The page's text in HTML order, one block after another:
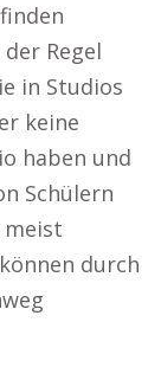
Regel
in Studios
keine
haben und
Schülern
meist
durch